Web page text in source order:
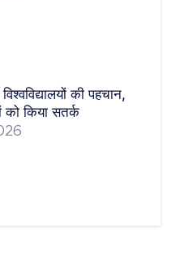
की पहचान,
को किया सतर्क